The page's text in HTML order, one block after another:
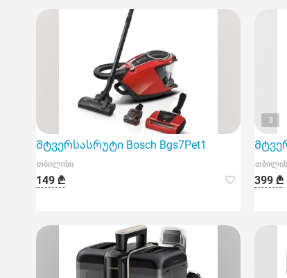
Მტვერსასრუტი Bosch Bgs7Pet1
თბილისი
149 ₾
3
399 ₾